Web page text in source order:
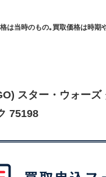
は当時のもの｡買取価格は時期
スター・ウォーズ
75198